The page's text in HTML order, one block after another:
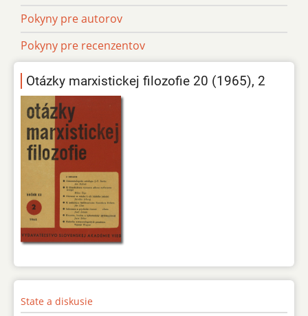
Pokyny pre autorov
Pokyny pre recenzentov
Otázky marxistickej filozofie 20 (1965), 2
State a diskusie